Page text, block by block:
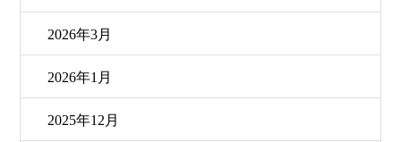
2026年3月
2026年1月
2025年12月